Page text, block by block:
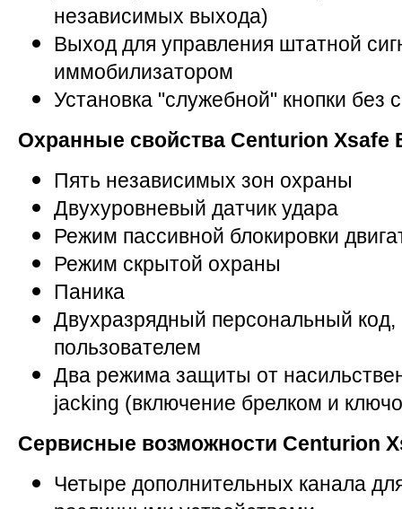
независимых выхода)
Выход для управления штатной
иммобилизатором
Установка "служебной" кнопки без
Охранные свойства Centurion Xsafe
Пять независимых зон охраны
Двухуровневый датчик удара
Режим пассивной блокировки
Режим скрытой охраны
Паника
Двухразрядный персональный
пользователем
Два режима защиты от
jacking (включение брелком и
Сервисные возможности Centurion
Четыре дополнительных канала